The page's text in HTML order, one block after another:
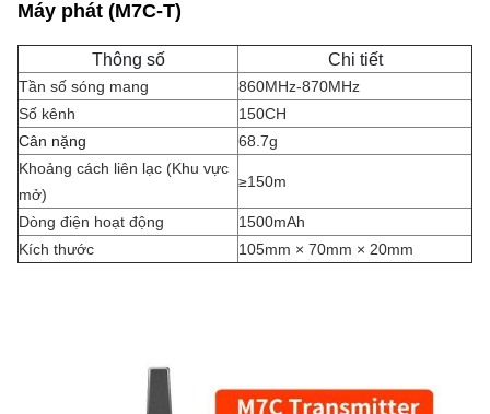
Máy phát (M7C-T)
Thông số Chi tiết
Tần số sóng mang
860MHz-870MHz
Số kênh
150CH
Cân nặng
68.7g
Khoảng cách liên lạc (Khu vực
mở)
≥150m
Dòng điện hoạt động
1500mAh
Kích thước
105mm × 70mm × 20mm